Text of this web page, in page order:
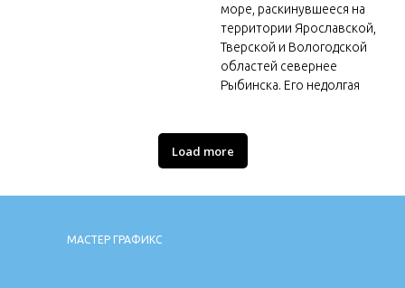
море, раскинувшееся на
территории Ярославской,
Тверской и Вологодской
областей севернее
Рыбинска. Его недолгая
Load more
МАСТЕР ГРАФИКС